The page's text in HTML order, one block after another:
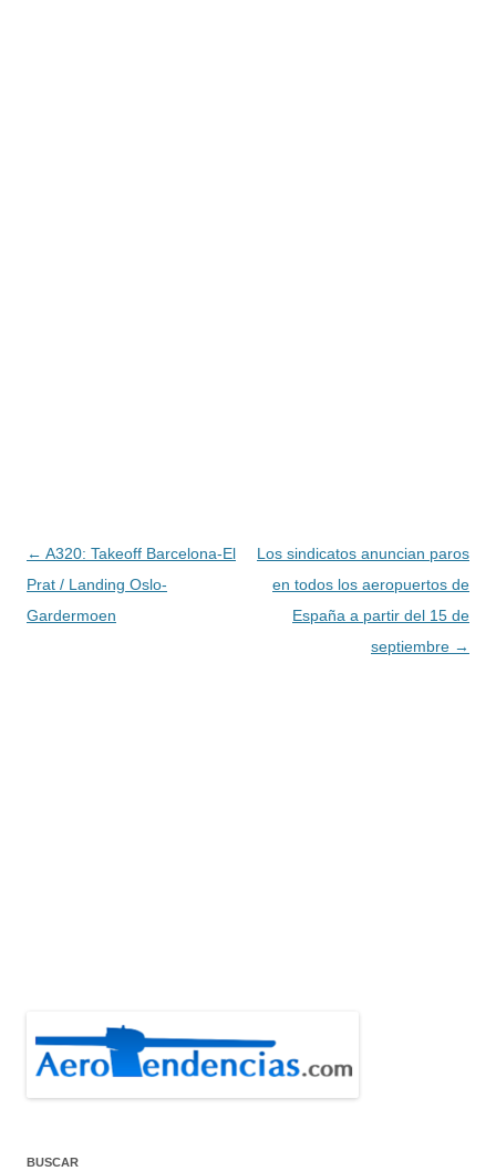
Navegación
de
entradas
← A320: Takeoff Barcelona-El
Prat / Landing Oslo-
Gardermoen
Los sindicatos anuncian paros
en todos los aeropuertos de
España a partir del 15 de
septiembre →
BUSCAR